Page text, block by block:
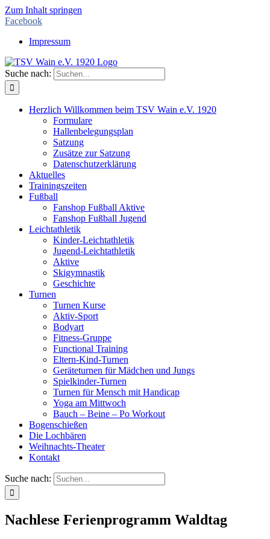
Zum Inhalt springen
Facebook
Impressum
Suche nach:
Herzlich Willkommen beim TSV Wain e.V. 1920
Formulare
Hallenbelegungsplan
Satzung
Zusätze zur Satzung
Datenschutzerklärung
Aktuelles
Trainingszeiten
Fußball
Fanshop Fußball Aktive
Fanshop Fußball Jugend
Leichtathletik
Kinder-Leichtathletik
Jugend-Leichtathletik
Aktive
Skigymnastik
Geschichte
Turnen
Turnen Kurse
Aktiv-Sport
Bodyart
Fitness-Gruppe
Functional Training
Eltern-Kind-Turnen
Geräteturnen für Mädchen und Jungs
Spielkinder-Turnen
Turnen für Mensch mit Handicap
Yoga am Mittwoch
Bauch – Beine – Po Workout
Bogenschießen
Die Lochbären
Weihnachts-Theater
Kontakt
Suche nach:
Nachlese Ferienprogramm Waldtag